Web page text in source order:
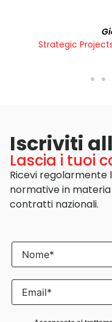
Strategic
Iscriviti
Lascia i tuoi
Ricevi regolarmente
normative in materia
contratti nazionali.